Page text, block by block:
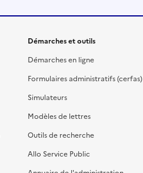
Démarches et outils
Démarches en ligne
Formulaires administratifs (cerfas)
Simulateurs
Modèles de lettres
Outils de recherche
Allo Service Public